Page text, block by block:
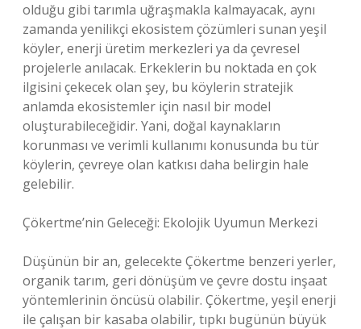
olduğu gibi tarımla uğraşmakla kalmayacak, aynı
zamanda yenilikçi ekosistem çözümleri sunan yeşil
köyler, enerji üretim merkezleri ya da çevresel
projelerle anılacak. Erkeklerin bu noktada en çok
ilgisini çekecek olan şey, bu köylerin stratejik
anlamda ekosistemler için nasıl bir model
oluşturabileceğidir. Yani, doğal kaynakların
korunması ve verimli kullanımı konusunda bu tür
köylerin, çevreye olan katkısı daha belirgin hale
gelebilir.
Çökertme’nin Geleceği: Ekolojik Uyumun Merkezi
Düşünün bir an, gelecekte Çökertme benzeri yerler,
organik tarım, geri dönüşüm ve çevre dostu inşaat
yöntemlerinin öncüsü olabilir. Çökertme, yeşil enerji
ile çalışan bir kasaba olabilir, tıpkı bugünün büyük